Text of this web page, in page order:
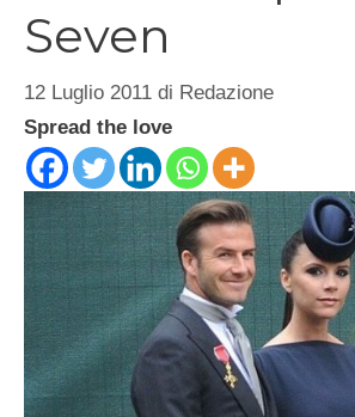
Seven
12 Luglio 2011 di Redazione
Spread the love